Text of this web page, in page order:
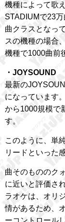
機種によって歌
STADIUMで23
曲クラスとなっ
スの機種の場合
機種で1000曲前
・JOYSOUND
最新の
になっています
から1000規模で
す。
このように、単
リードといった
曲そのもののク
に近いと評価さ
ラオケは、オリ
情があるため、